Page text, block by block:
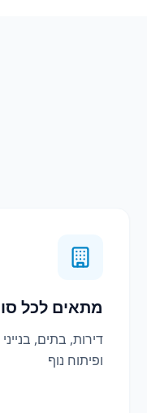
מתאים לכל
דירות, בתים,
ופיתוח נוף